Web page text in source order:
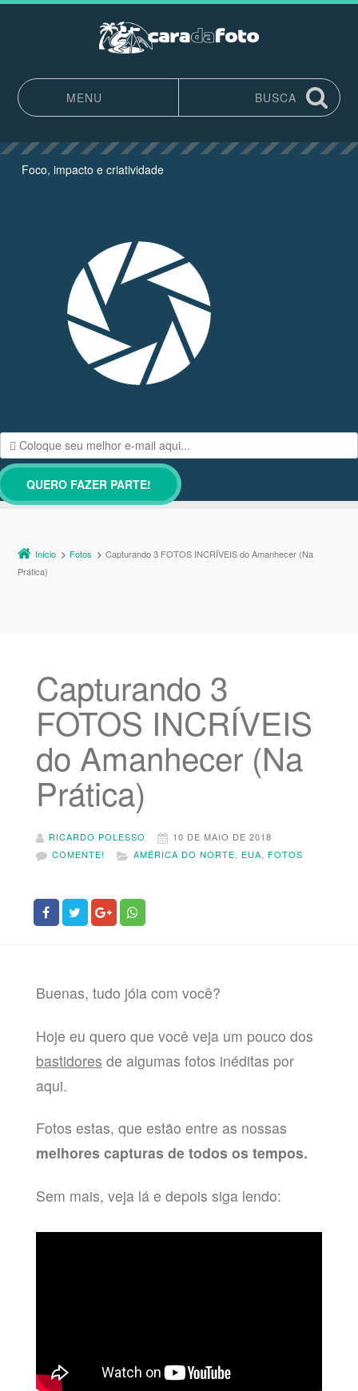
MENU
BUSCA
Foco, impacto e criatividade
Início Fotos
Capturando 3 FOTOS INCRÍVEIS do Amanhecer (Na
Prática)
Capturando 3
FOTOS INCRÍVEIS
do Amanhecer (Na
Prática)
RICARDO POLESSO
10 DE MAIO DE 2018
COMENTE!
AMÉRICA DO NORTE, EUA, FOTOS
Buenas, tudo jóia com você?
Hoje eu quero que você veja um pouco dos
bastidores de algumas fotos inéditas por
aqui.
Fotos estas, que estão entre as nossas
melhores capturas de todos os tempos.
Sem mais, veja lá e depois siga lendo: